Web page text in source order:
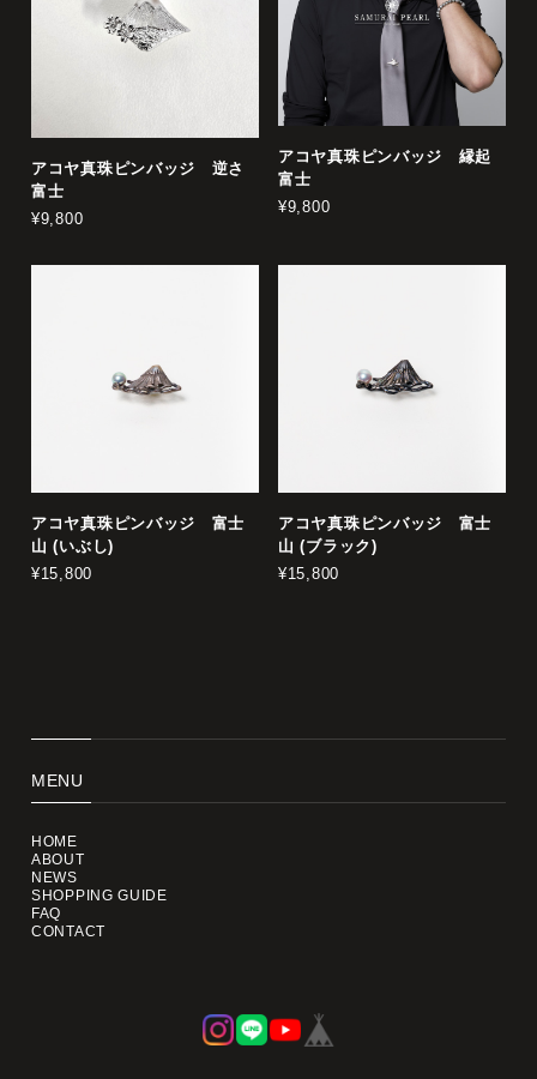
アコヤ真珠ピンバッジ 逆さ
富士
¥9,800
アコヤ真珠ピンバッジ 縁起
富士
¥9,800
アコヤ真珠ピンバッジ 富士
山 (いぶし)
¥15,800
アコヤ真珠ピンバッジ 富士
山 (ブラック)
¥15,800
MENU
HOME
ABOUT
NEWS
SHOPPING GUIDE
FAQ
CONTACT